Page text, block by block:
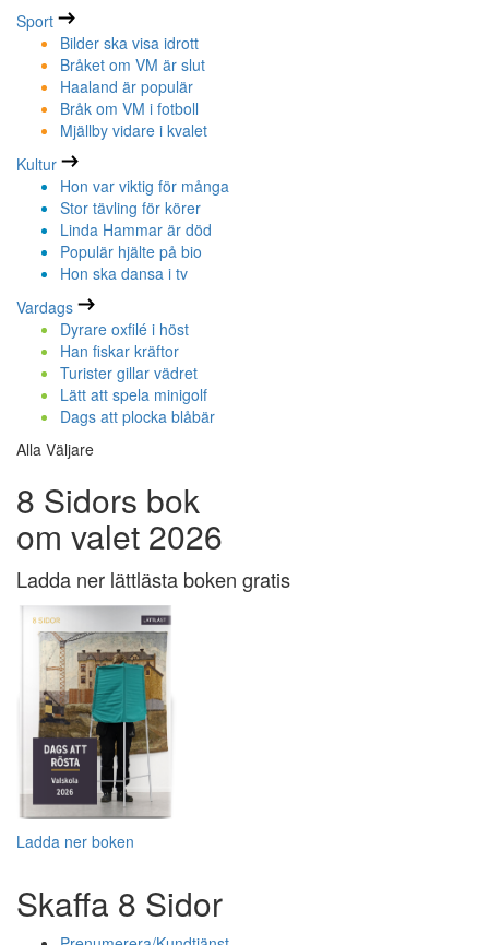
Sport
Bilder ska visa idrott
Bråket om VM är slut
Haaland är populär
Bråk om VM i fotboll
Mjällby vidare i kvalet
Kultur
Hon var viktig för många
Stor tävling för körer
Linda Hammar är död
Populär hjälte på bio
Hon ska dansa i tv
Vardags
Dyrare oxfilé i höst
Han fiskar kräftor
Turister gillar vädret
Lätt att spela minigolf
Dags att plocka blåbär
Alla Väljare
8 Sidors bok
om valet 2026
Ladda ner lättlästa boken gratis
Ladda ner boken
Skaffa 8 Sidor